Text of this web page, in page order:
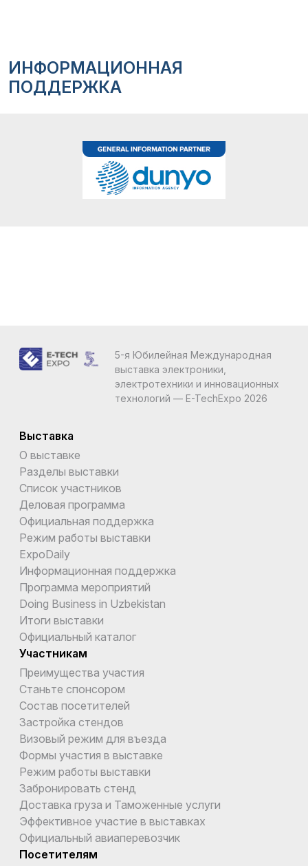
ИНФОРМАЦИОННАЯ
ПОДДЕРЖКА
5-я Юбилейная Международная
выставка электроники,
электротехники и инновационных
технологий — E-TechExpo 2026
Выставка
О выставке
Разделы выставки
Список участников
Деловая программа
Официальная поддержка
Режим работы выставки
ExpoDaily
Информационная поддержка
Программа мероприятий
Doing Business in Uzbekistan
Итоги выставки
Официальный каталог
Участникам
Преимущества участия
Станьте спонсором
Состав посетителей
Застройка стендов
Визовый режим для въезда
Формы участия в выставке
Режим работы выставки
Забронировать стенд
Доставка груза и Таможенные услуги
Эффективное участие в выставках
Официальный авиаперевозчик
Посетителям